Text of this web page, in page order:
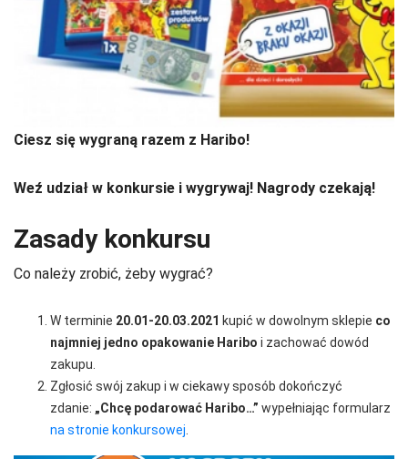
Ciesz się wygraną razem z Haribo!
Weź udział w konkursie i wygrywaj! Nagrody czekają!
Zasady konkursu
Co należy zrobić, żeby wygrać?
W terminie 20.01-20.03.2021 kupić w dowolnym sklepie co
najmniej jedno opakowanie Haribo i zachować dowód
zakupu.
Zgłosić swój zakup i w ciekawy sposób dokończyć
zdanie: „Chcę podarować Haribo…” wypełniając formularz
na stronie konkursowej